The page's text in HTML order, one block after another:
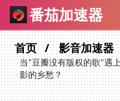
番茄加速器
首页 影音加速器
当"豆瓣没有版权的歌"遇
影的乡愁？